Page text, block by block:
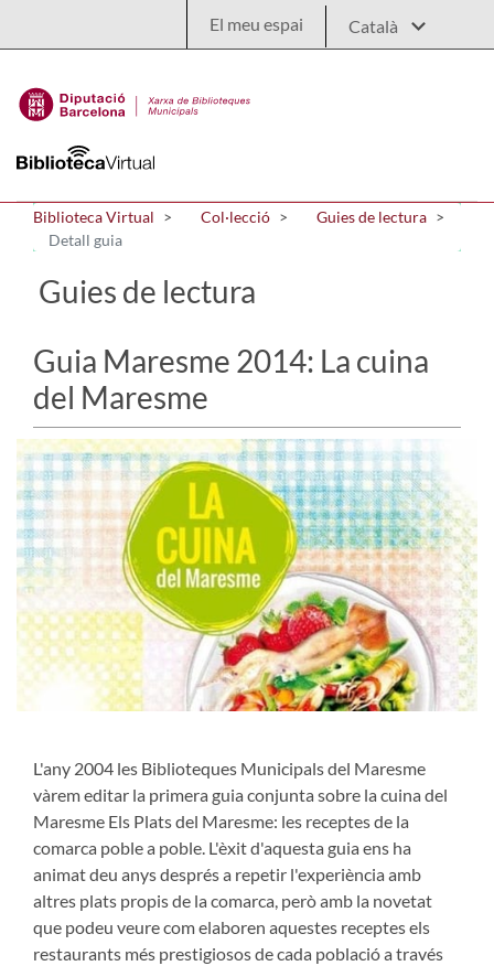
El meu espai
Biblioteca Virtual Col·lecció
Guies de lectura
Detall guia
Guies de lectura
Guia Maresme 2014: La cuina
del Maresme
L'any 2004 les Biblioteques Municipals del Maresme
vàrem editar la primera guia conjunta sobre la cuina del
Maresme Els Plats del Ma­resme: les receptes de la
comarca poble a poble. L'èxit d'aquesta guia ens ha
animat deu anys després a repetir l'experiència amb
altres plats propis de la comarca, però amb la novetat
que podeu veure com elaboren aquestes receptes els
restaurants més prestigiosos de cada població a través